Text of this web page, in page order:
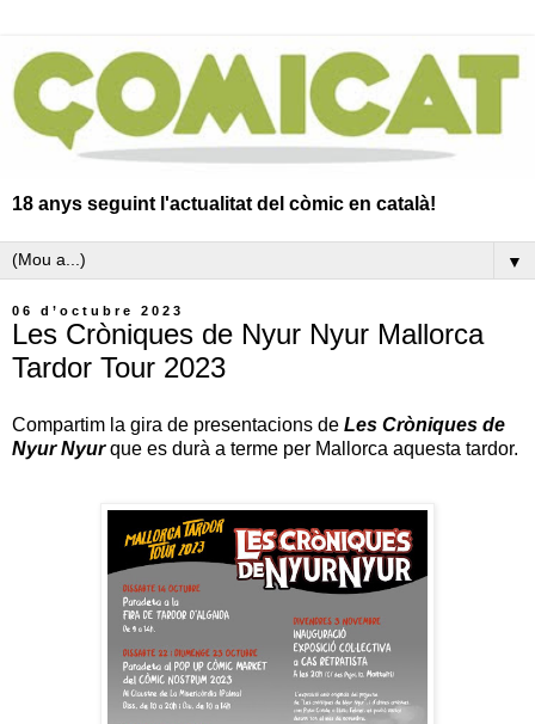
18 anys seguint l'actualitat del còmic en català!
▼
06 d’octubre 2023
Les Cròniques de Nyur Nyur Mallorca
Tardor Tour 2023
Compartim la gira de presentacions de Les Cròniques de
Nyur Nyurque es durà a terme per Mallorca aquesta tardor.